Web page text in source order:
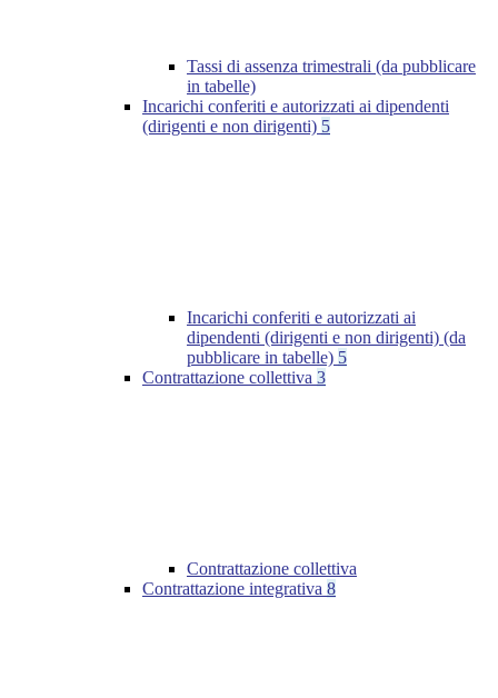
Tassi di assenza trimestrali (da pubblicare
in tabelle)
Incarichi conferiti e autorizzati ai dipendenti
(dirigenti e non dirigenti) 5
Incarichi conferiti e autorizzati ai
dipendenti (dirigenti e non dirigenti) (da
pubblicare in tabelle) 5
Contrattazione collettiva 3
Contrattazione collettiva
Contrattazione integrativa 8